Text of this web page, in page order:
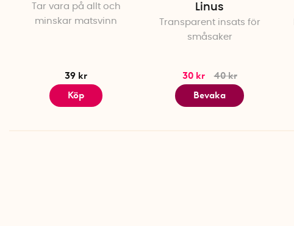
Tar vara på allt och
minskar matsvinn
39 kr
Köp
Linus
Transparent insats för
småsaker
30 kr
40 kr
Bevaka